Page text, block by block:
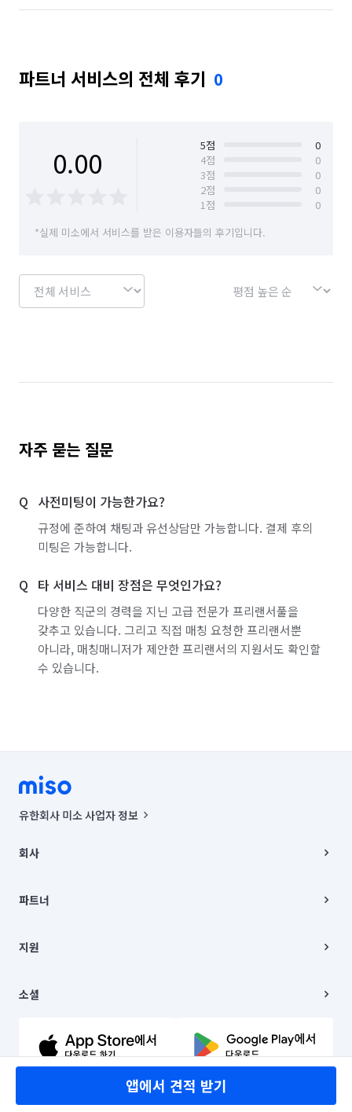
파트너 서비스의 전체 후기 0
0.00 5점
0
4점
0
3점
0
2점
0
1점
0
*실제 미소에서 서비스를 받은 이용자들의 후기입니다.
자주 묻는 질문
사전미팅이 가능한가요?
규정에 준하여 채팅과 유선상담만 가능합니다. 결제 후의
미팅은 가능합니다.
타 서비스 대비 장점은 무엇인가요?
다양한 직군의 경력을 지닌 고급 전문가 프리랜서풀을
갖추고 있습니다. 그리고 직접 매칭 요청한 프리랜서뿐
아니라, 매칭매니저가 제안한 프리랜서의 지원서도 확인할
수 있습니다.
앱에서 견적 받기
유한회사 미소 사업자 정보
00019 |
주소 | 본사: 서울특별시 종로구 율곡로 6(중학동, 트윈트리빌딩) B동 5층
컨택센터 : 서울특별시 종로구 수송동 율곡로 24, 7층, 8층 미소
상품, 상품정보, 거래에 관한 의무와 책임은 거래당사자에게 있습니다.
언론 보도 관련 문의:
© 유한회사 미소. Miso, Inc. All Rights Reserved.
회사
채용
파트너
이사
지원
이용약관
문의하기
소셜
유튜브